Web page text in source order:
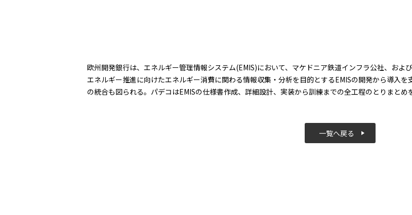
欧州開発銀行は、エネルギー管理情報システム(EMIS)において、マケドニア鉄道インフラ公社、お
エネルギー推進に向けたエネルギー消費に関わる情報収集・分析を目的とするEMISの開発から導入
の統合も図られる。パデコはEMISの仕様書作成、詳細設計、実装から訓練までの全工程のとりまとめ
一覧へ戻る